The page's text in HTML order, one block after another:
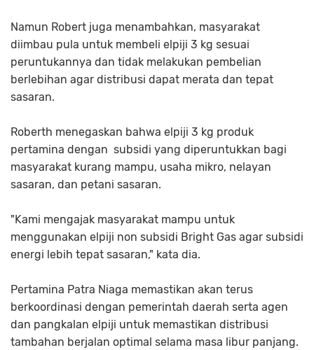
Namun Robert juga menambahkan, masyarakat
diimbau pula untuk membeli elpiji 3 kg sesuai
peruntukannya dan tidak melakukan pembelian
berlebihan agar distribusi dapat merata dan tepat
sasaran.
Roberth menegaskan bahwa elpiji 3 kg produk
pertamina dengan subsidi yang diperuntukkan bagi
masyarakat kurang mampu, usaha mikro, nelayan
sasaran, dan petani sasaran.
"Kami mengajak masyarakat mampu untuk
menggunakan elpiji non subsidi Bright Gas agar subsidi
energi lebih tepat sasaran," kata dia.
Pertamina Patra Niaga memastikan akan terus
berkoordinasi dengan pemerintah daerah serta agen
dan pangkalan elpiji untuk memastikan distribusi
tambahan berjalan optimal selama masa libur panjang.